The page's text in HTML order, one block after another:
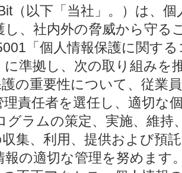
（以下「当社」。）は、
し、社内外の脅威から守る
「個人情報保護に関す
に準拠し、次の取り組みを
の重要性について、従業
理責任者を選任し、適切な
グラムの策定、実施、維持
集、利用、提供および預
報の適切な管理を努めます